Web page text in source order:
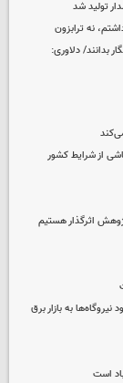
نه ترابزون
بدانند/ دلاوری:
از شرایط کشور
اثرگذار هستیم
به بازار برق
است